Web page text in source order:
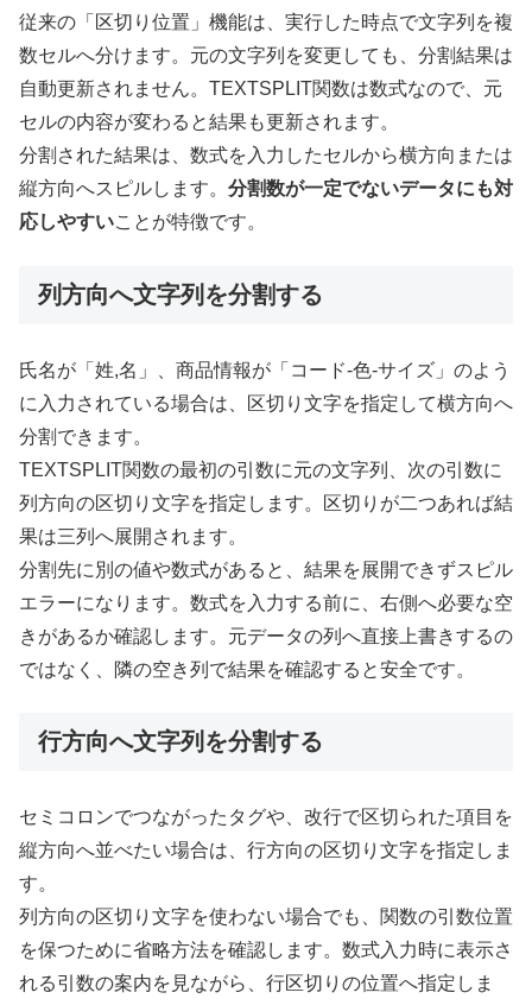
従来の「区切り位置」機能は、実行した時点で文字列を複
数セルへ分けます。元の文字列を変更しても、分割結果は
自動更新されません。TEXTSPLIT関数は数式なので、元
セルの内容が変わると結果も更新されます。
分割された結果は、数式を入力したセルから横方向または
縦方向へスピルします。 分割数が一定でないデータにも対
応しやすいことが特徴です。
列方向へ文字列を分割する
氏名が「姓,名」、商品情報が「コード-色-サイズ」のよう
に入力されている場合は、区切り文字を指定して横方向へ
分割できます。
TEXTSPLIT関数の最初の引数に元の文字列、次の引数に
列方向の区切り文字を指定します。区切りが二つあれば結
果は三列へ展開されます。
分割先に別の値や数式があると、結果を展開できずスピル
エラーになります。数式を入力する前に、右側へ必要な空
きがあるか確認します。元データの列へ直接上書きするの
ではなく、隣の空き列で結果を確認すると安全です。
行方向へ文字列を分割する
セミコロンでつながったタグや、改行で区切られた項目を
縦方向へ並べたい場合は、行方向の区切り文字を指定しま
す。
列方向の区切り文字を使わない場合でも、関数の引数位置
を保つために省略方法を確認します。数式入力時に表示さ
れる引数の案内を見ながら、行区切りの位置へ指定しま